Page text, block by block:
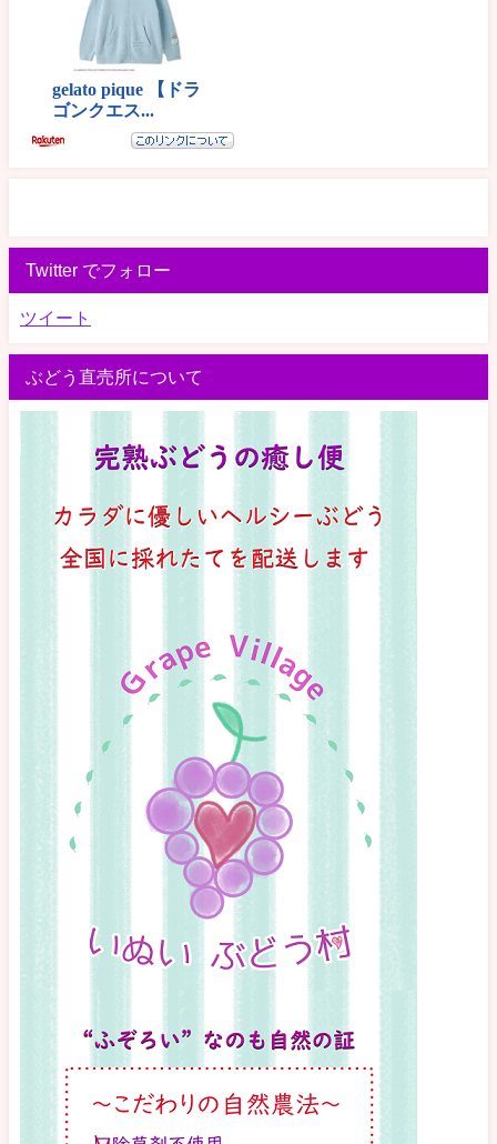
Twitter でフォロー
ツイート
ぶどう直売所について